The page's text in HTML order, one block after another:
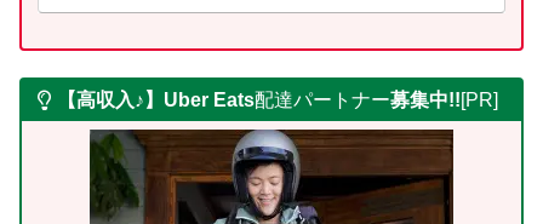
【高収入♪】Uber Eats配達パートナー募集中!![PR]